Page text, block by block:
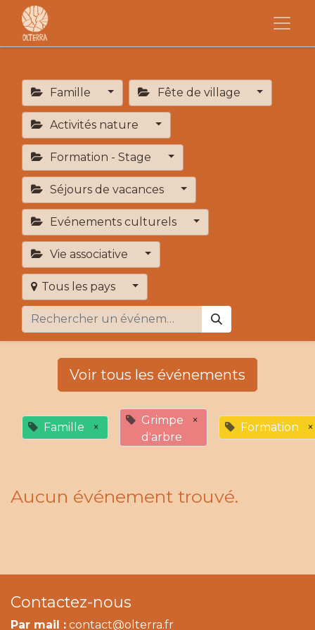
Famille Fête de village
Activités nature
Formation - Stage
Séjours de vacances
Evénements culturels
Vie associative
Tous les pays
Voir tous les événements
Famille ×
Grimpe
d'arbre
×
Formation ×
Aucun événement trouvé.
Contactez-nous
Par mail : contact@olterra.fr